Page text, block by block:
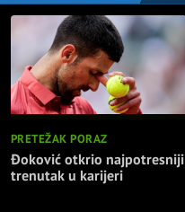
PRETEŽAK PORAZ
Đoković otkrio najpotresniji
trenutak u karijeri